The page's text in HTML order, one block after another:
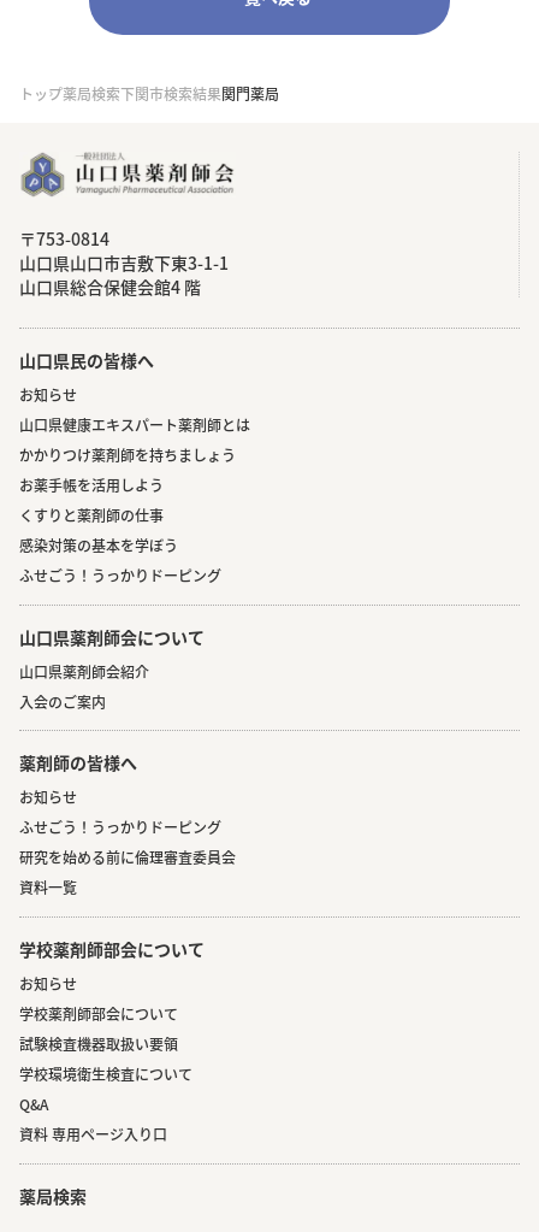
トップ薬局検索下関市検索結果関門薬局
〒753-0814
⼭⼝県⼭⼝市吉敷下東3-1-1
⼭⼝県総合保健会館4 階
山口県民の皆様へ
お知らせ
山口県健康エキスパート薬剤師とは
かかりつけ薬剤師を持ちましょう
お薬手帳を活用しよう
くすりと薬剤師の仕事
感染対策の基本を学ぼう
ふせごう！うっかりドーピング
山口県薬剤師会について
山口県薬剤師会紹介
入会のご案内
薬剤師の皆様へ
お知らせ
ふせごう！うっかりドーピング
研究を始める前に倫理審査委員会
資料一覧
学校薬剤師部会について
お知らせ
学校薬剤師部会について
試験検査機器取扱い要領
学校環境衛生検査について
Q&A
資料 専用ページ入り口
薬局検索